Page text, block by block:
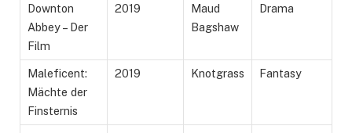
Downton
Abbey – Der
Film
2019
Maud
Bagshaw
Drama
Maleficent:
Mächte der
Finsternis
2019 Knotgrass Fantasy